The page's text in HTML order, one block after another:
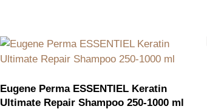
Eugene Perma ESSENTIEL Keratin
Ultimate Repair Shampoo 250-1000 ml